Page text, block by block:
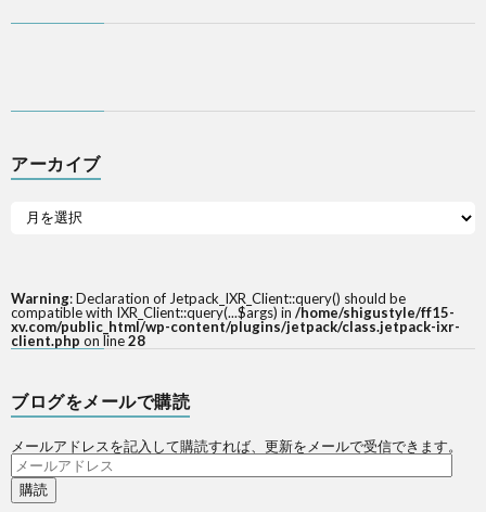
ら
アーカイブ
Warning: Declaration of Jetpack_IXR_Client::query() should be
compatible with IXR_Client::query(...$args) in /home/shigustyle/ff15-
xv.com/public_html/wp-content/plugins/jetpack/class.jetpack-ixr-
client.php on line28
ブログをメールで購読
メールアドレスを記入して購読すれば、更新をメールで受信できます。
メ
ー
ル
ア